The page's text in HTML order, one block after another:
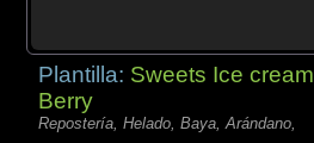
Plantilla: Sweets Ice cream
Berry
Repostería, Helado, Baya, Arándano,